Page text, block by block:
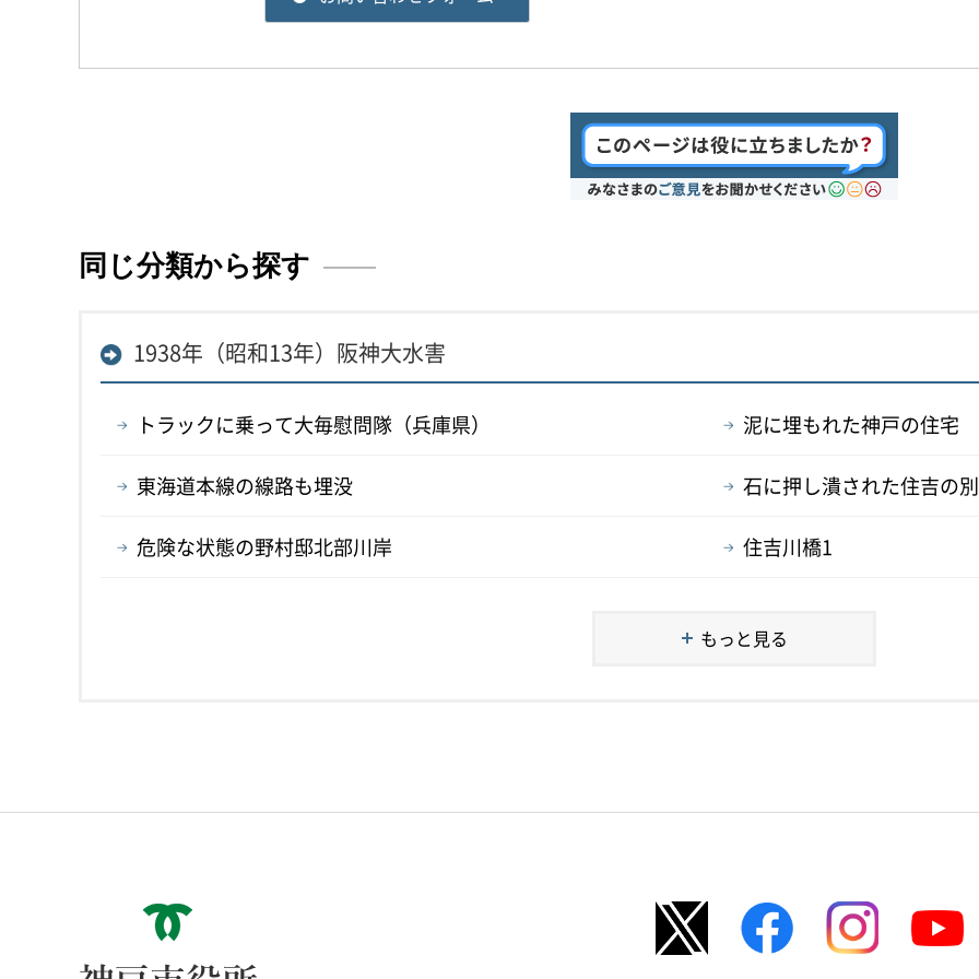
同じ分類から探す
1938年（昭和13年）阪神大水害
トラックに乗って大毎慰問隊（兵庫県） 泥に埋もれた神戸の住宅
東海道本線の線路も埋没 石に押し潰された住吉の
危険な状態の野村邸北部川岸 住吉川橋1
もっと見る
神戸市役所